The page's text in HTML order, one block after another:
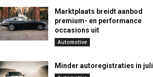
Marktplaats breidt aanbod
premium- en performance
occasions uit
Automotive
Minder autoregistraties in juli